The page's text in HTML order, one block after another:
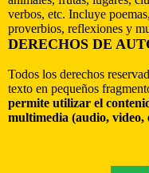
verbos, etc. Incluye
proverbios, reflexiones y
DERECHOS DE
Todos los derechos
texto en pequeños
permite utilizar el
multimedia (audio, video,